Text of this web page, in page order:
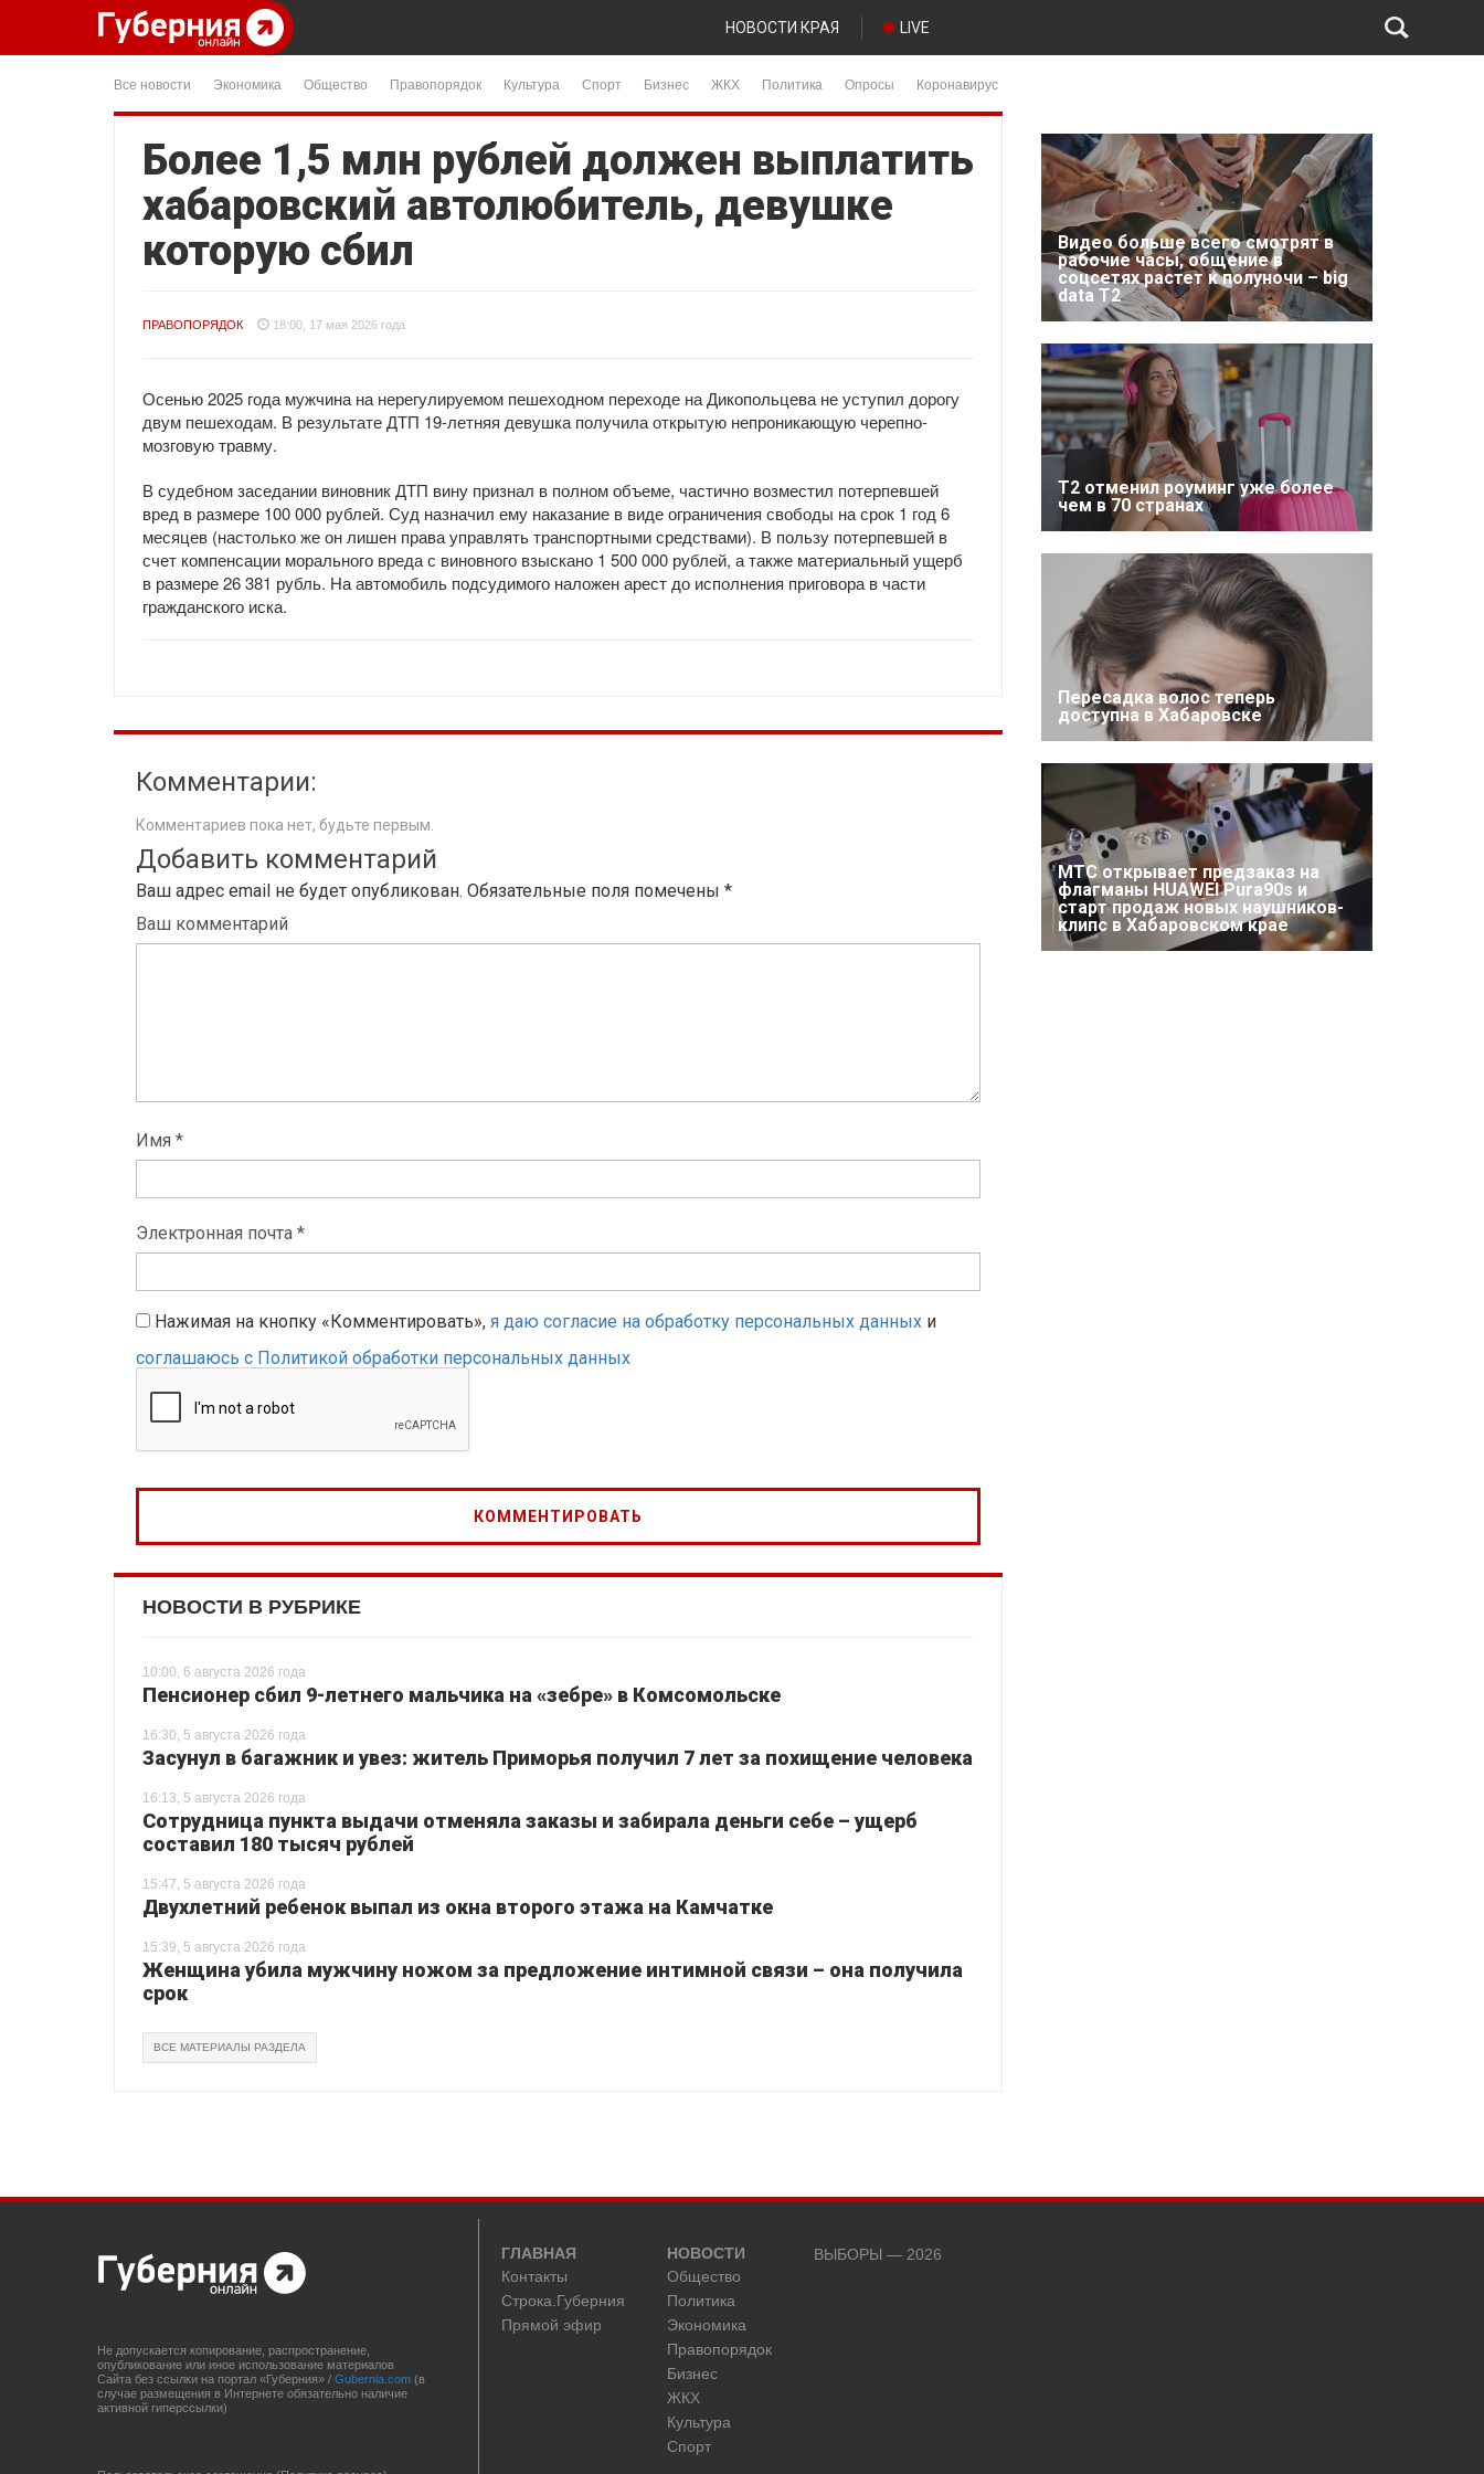
НОВОСТИ КРАЯ LIVE
Все новости Экономика Общество Правопорядок Культура Спорт Бизнес ЖКХ Политика Опросы Коронавирус
Более 1,5 млн рублей должен выплатить
хабаровский автолюбитель, девушке
которую сбил
ПРАВОПОРЯДОК 18:00, 17 мая 2026 года
Осенью 2025 года мужчина на нерегулируемом пешеходном переходе на Дикопольцева не уступил дорогу
двум пешеходам. В результате ДТП 19-летняя девушка получила открытую непроникающую черепно-
мозговую травму.
В судебном заседании виновник ДТП вину признал в полном объеме, частично возместил потерпевшей
вред в размере 100 000 рублей. Суд назначил ему наказание в виде ограничения свободы на срок 1 год 6
месяцев (настолько же он лишен права управлять транспортными средствами). В пользу потерпевшей в
счет компенсации морального вреда с виновного взыскано 1 500 000 рублей, а также материальный ущерб
в размере 26 381 рубль. На автомобиль подсудимого наложен арест до исполнения приговора в части
гражданского иска.
Комментарии:
Комментариев пока нет, будьте первым.
Добавить комментарий
Ваш адрес email не будет опубликован. Обязательные поля помечены *
Ваш комментарий
Имя *
Электронная почта *
Нажимая на кнопку «Комментировать», я даю согласие на обработку персональных данных и
соглашаюсь с Политикой обработки персональных данных
НОВОСТИ В РУБРИКЕ
10:00, 6 августа 2026 года
Пенсионер сбил 9-летнего мальчика на «зебре» в Комсомольске
16:30, 5 августа 2026 года
Засунул в багажник и увез: житель Приморья получил 7 лет за похищение человека
16:13, 5 августа 2026 года
Сотрудница пункта выдачи отменяла заказы и забирала деньги себе – ущерб
составил 180 тысяч рублей
15:47, 5 августа 2026 года
Двухлетний ребенок выпал из окна второго этажа на Камчатке
15:39, 5 августа 2026 года
Женщина убила мужчину ножом за предложение интимной связи – она получила
срок
ВСЕ МАТЕРИАЛЫ РАЗДЕЛА
Видео больше всего смотрят в
рабочие часы, общение в
соцсетях растет к полуночи – big
data T2
Т2 отменил роуминг уже более
чем в 70 странах
Пересадка волос теперь
доступна в Хабаровске
МТС открывает предзаказ на
флагманы HUAWEI Pura90s и
старт продаж новых наушников-
клипс в Хабаровском крае
Не допускается копирование, распространение,
опубликование или иное использование материалов
Сайта без ссылки на портал «Губерния» / Gubernia.com (в
случае размещения в Интернете обязательно наличие
активной гиперссылки)
ГЛАВНАЯ
Контакты
Строка.Губерния
Прямой эфир
НОВОСТИ
Общество
Политика
Экономика
Правопорядок
Бизнес
ЖКХ
Культура
Спорт
ВЫБОРЫ — 2026